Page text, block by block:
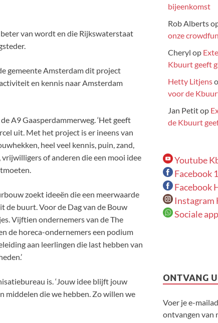
van wordt en die Rijkswaterstaat
gemeente Amsterdam dit project
en kennis naar Amsterdam
A9 Gaasperdammerweg. ‘Het geeft
uit. Met het project is er ineens van
heel veel kennis, puin, zand,
of anderen die een mooi idee
zoekt ideeën die een meerwaarde
de buurt. Voor de Dag van de Bouw
Vijftien ondernemers van de The
de horeca-ondernemers een podium
aan leerlingen die last hebben van
is. ‘Jouw idee blijft jouw
middelen die we hebben. Zo willen we
bijeenkomst
Rob Alberts
onze
Cheryl op
Kbuurt geeft
Hetty Litjens
voor de
Jan Petitop
de Kbuurt
Youtube
Facebook
Facebook
Instagram
Sociale
ONTVANG
Voer je e-
ontvangen van